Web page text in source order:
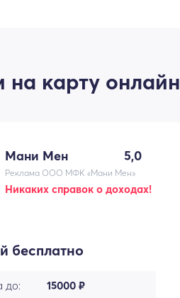
карту онлайн
Мани Мен 5,0
Реклама ООО МФК «Мани Мен»
Никаких справок о доходах!
бесплатно
до: 15000 ₽